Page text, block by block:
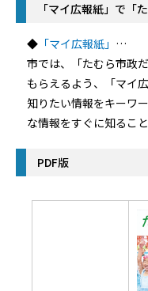
「マイ広報紙」で「
◆ 「マイ広報紙」 …
市では、「たむら市政
もらえるよう、「マイ
知りたい情報をキーワ
な情報をすぐに知ること
PDF版